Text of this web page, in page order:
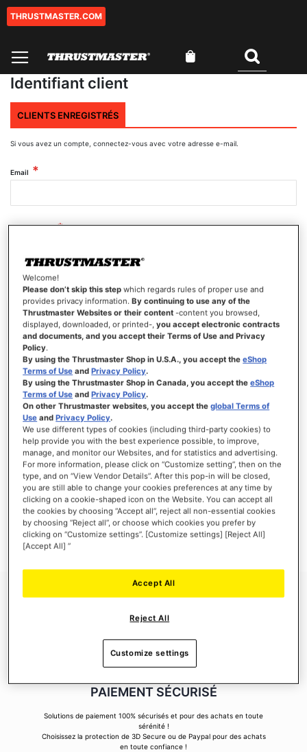
Aller
THRUSTMASTER.COM
Identifiant client
CLIENTS ENREGISTRÉS
Si vous avez un compte, connectez-vous avec votre adresse e-mail.
Email
Afficher le mot de passe
SE CONNECTER
Mot de passe oublié ?
NOUVEAUX CLIENTS
Créer un compte a de nombreux avantages : commander plus rapidement, enregistrer
plusieurs adresses, suivre vos commandes et plus encore.
CRÉER UN COMPTE
PAIEMENT SÉCURISÉ
Solutions de paiement 100% sécurisés et pour des achats en toute
sérénité !
Choisissez la protection de 3D Secure ou de Paypal pour des achats
en toute confiance !
Welcome!
Please don’t skip this step which regards rules of proper use and
provides privacy information.By continuing to use any of the
Thrustmaster Websites or their content -content you browsed,
displayed, downloaded, or printed-,you accept electronic contracts
and documents, and you accept their Terms of Use and Privacy
Policy.
By using the Thrustmaster Shop in U.S.A., you accept theeShop
Terms of Use andPrivacy Policy.
By using the Thrustmaster Shop in Canada, you accept theeShop
Terms of Use andPrivacy Policy.
On other Thrustmaster websites, you accept theglobal Terms of
Use andPrivacy Policy.
We use different types of cookies (including third-party cookies) to
help provide you with the best experience possible, to improve,
manage, and monitor our Websites, and for statistics and advertising.
For more information, please click on “Customize setting”, then on the
type, and on “View Vendor Details”. After this pop-in will be closed,
you are still able to change your cookies preferences at any time by
clicking on a cookie-shaped icon on the Website. You can accept all
the cookies by choosing “Accept all”, reject all non-essential cookies
by choosing “Reject all”, or choose which cookies you prefer by
clicking on “Customize settings”. [Customize settings] [Reject All]
[Accept All] ”
Reject All
Accept All
Customize settings